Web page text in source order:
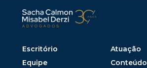
Escritório
Atuação
Equipe